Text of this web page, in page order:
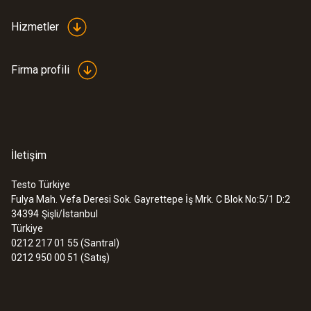
Hizmetler
Firma profili
İletişim
Testo Türkiye
Fulya Mah. Vefa Deresi Sok. Gayrettepe İş Mrk. C Blok No:5/1 D:2
34394 Şişli/İstanbul
Türkiye
0212 217 01 55 (Santral)
0212 950 00 51 (Satış)